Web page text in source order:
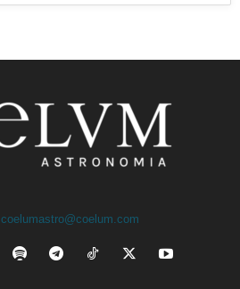
coelumastro@coelum.com